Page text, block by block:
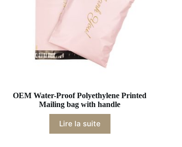
OEM Water-Proof Polyethylene Printed
Mailing bag with handle
Lire la suite